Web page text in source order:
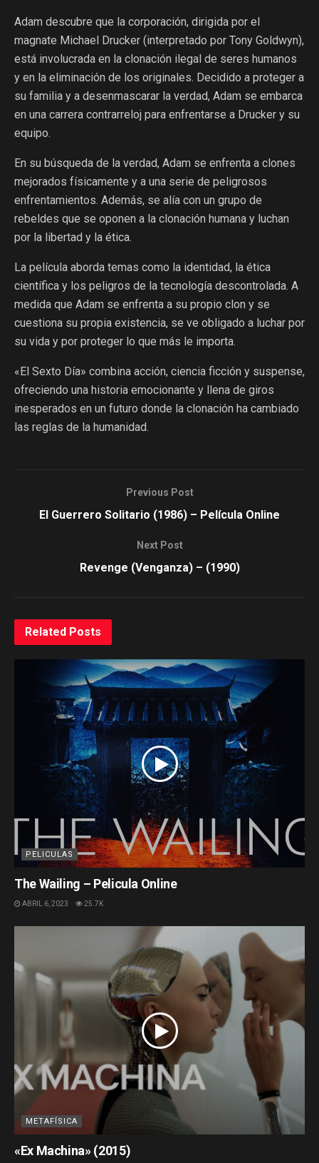
Adam descubre que la corporación, dirigida por el
magnate Michael Drucker (interpretado por Tony Goldwyn),
está involucrada en la clonación ilegal de seres humanos
y en la eliminación de los originales. Decidido a proteger a
su familia y a desenmascarar la verdad, Adam se embarca
en una carrera contrarreloj para enfrentarse a Drucker y su
equipo.
En su búsqueda de la verdad, Adam se enfrenta a clones
mejorados físicamente y a una serie de peligrosos
enfrentamientos. Además, se alía con un grupo de
rebeldes que se oponen a la clonación humana y luchan
por la libertad y la ética.
La película aborda temas como la identidad, la ética
científica y los peligros de la tecnología descontrolada. A
medida que Adam se enfrenta a su propio clon y se
cuestiona su propia existencia, se ve obligado a luchar por
su vida y por proteger lo que más le importa.
«El Sexto Día» combina acción, ciencia ficción y suspense,
ofreciendo una historia emocionante y llena de giros
inesperados en un futuro donde la clonación ha cambiado
las reglas de la humanidad.
Previous Post
El Guerrero Solitario (1986) – Película Online
Next Post
Revenge (Venganza) – (1990)
Related Posts
PELICULAS
The Wailing – Pelicula Online
ABRIL 6, 2023 25.7K
METAFÍSICA
«Ex Machina» (2015)